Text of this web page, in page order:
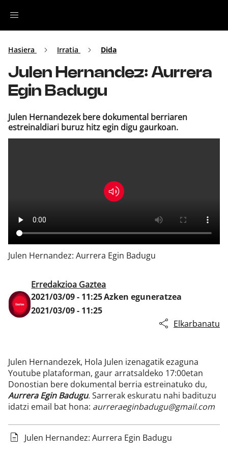
Irratia
Top Gaztea
Podcastak
Musika
Hasiera Irratia Dida
Julen Hernandez: Aurrera
Egin Badugu
Julen Hernandezek bere dokumental berriaren
estreinaldiari buruz hitz egin digu gaurkoan.
Julen Hernandez: Aurrera Egin Badugu
Erredakzioa Gaztea
2021/03/09 - 11:25Azken eguneratzea
2021/03/09 - 11:25
Elkarbanatu
Julen Hernandezek, Hola Julen izenagatik ezaguna
Youtube plataforman, gaur arratsaldeko 17:00etan
Donostian bere dokumental berria estreinatuko du,
Aurrera Egin Badugu. Sarrerak eskuratu nahi badituzu
idatzi email bat hona: aurreraeginbadugu@gmail.com
Julen Hernandez: Aurrera Egin Badugu